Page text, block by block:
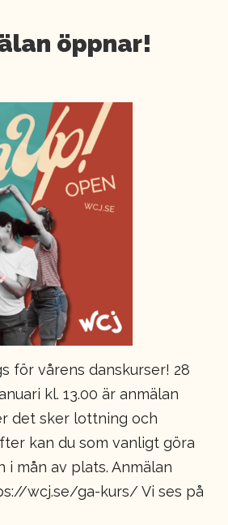
öppnar!
för vårens danskurser! 28
kl. 13.00 är anmälan
det sker lottning och
kan du som vanligt göra
i mån av plats. Anmälan
wcj.se/ga-kurs/ Vi ses på